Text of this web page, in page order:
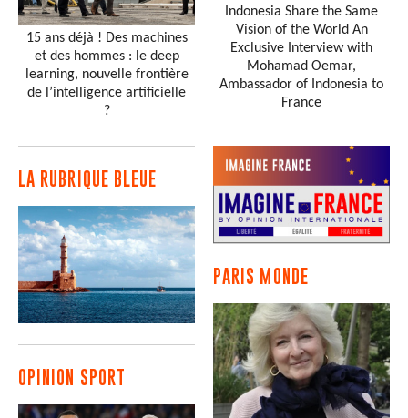
15 ans déjà ! Des machines
et des hommes : le deep
learning, nouvelle frontière
de l’intelligence artificielle
?
LA RUBRIQUE BLEUE
OPINION SPORT
Indonesia Share the Same
Vision of the World An
Exclusive Interview with
Mohamad Oemar,
Ambassador of Indonesia to
France
PARIS MONDE